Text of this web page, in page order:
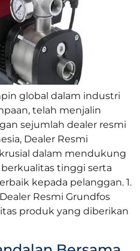
global dalam industri
telah menjalin
sejumlah dealer resmi
Dealer Resmi
dalam mendukung
tinggi serta
kepada pelanggan. 1.
Resmi Grundfos
produk yang diberikan